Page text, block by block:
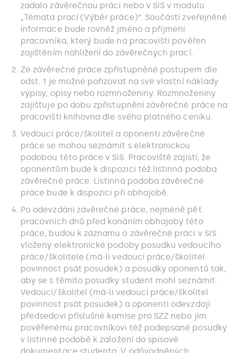
zadalo závěrečnou práci nebo v SIS v modulu
„Témata prací (Výběr práce)“. Součástí zveřejněné
informace bude rovněž jméno a příjmení
pracovníka, který bude na pracovišti pověřen
zajištěním nahlížení do závěrečných prací.
Ze závěrečné práce zpřístupněné postupem dle
odst. 1 je možné pořizovat na své vlastní náklady
výpisy, opisy nebo rozmnoženiny. Rozmnoženiny
zajišťuje po dobu zpřístupnění závěrečné práce na
pracovišti knihovna dle svého platného ceníku.
Vedoucí práce/školitel a oponenti závěrečné
práce se mohou seznámit s elektronickou
podobou této práce v SIS. Pracoviště zajistí, že
oponentům bude k dispozici též listinná podoba
závěrečné práce. Listinná podoba závěrečné
práce bude k dispozici při obhajobě.
Po odevzdání závěrečné práce, nejméně pět
pracovních dnů před konáním obhajoby této
práce, budou k záznamu o závěrečné práci v SIS
vloženy elektronické podoby posudku vedoucího
práce/školitele (má-li vedoucí práce/školitel
povinnost psát posudek) a posudky oponentů tak,
aby se s těmito posudky student mohl seznámit.
Vedoucí/školitel (má-li vedoucí práce/školitel
povinnost psát posudek) a oponenti odevzdají
předsedovi příslušné komise pro SZZ nebo jím
pověřenému pracovníkovi též podepsané posudky
v listinné podobě k založení do spisové